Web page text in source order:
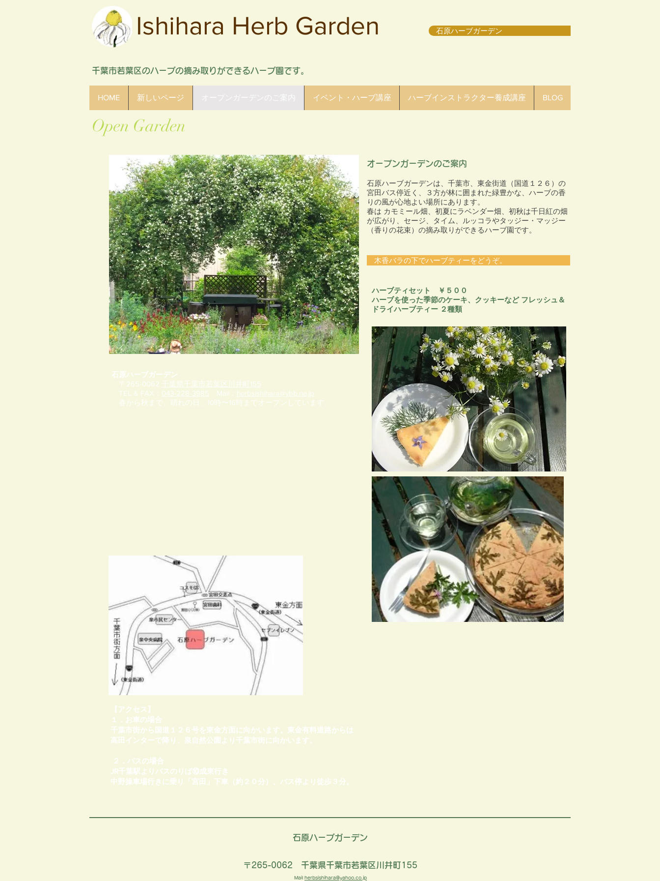
Ishihara Herb Garden 石原ハーブガーデン
​千葉市若葉区のハーブの摘み取りができるハーブ園です。
HOME 新しいページ オープンガーデンのご案内 イベント・ハーブ講座 ハーブインストラクター養成講座 BLOG
Open Garden
石原ハーブガーデン
〒265-0062
千葉県千葉市若葉区川井町155
TEL & FAX： 043-228-3985 Mail： herbsishihara@ybb.ne.jp
春から秋まで、晴れの日、10時〜16時までオープンしています。
​オープンガーデンのご案内
石原ハーブガーデンは、千葉市、東金街道（国道１２６）の
宮田バス停近く、３方が林に囲まれた緑豊かな、ハーブの香
りの風が心地よい場所にあります。
春は カモミール畑、初夏にラベンダー畑、初秋は千日紅の畑
が広がり、セージ、タイム、ルッコラやタッジー・マッジー
（香りの花束）の摘み取りができるハーブ園です。
木香バラの下でハーブティーをどうぞ。
ハーブティセット ￥５００
ハーブを使った季節のケーキ、クッキーなど フレッシュ＆
ドライハーブティー ２種類
【アクセス】
１．お車の場合
千葉市街から国道１２６号を東金方面に向かいます。東金有料道路からは
高田インターで降り、泉自然公園より千葉市街に向かいます。
２．バスの場合
JR千葉駅よりバスのりば⑩成東行き
中野操車場行きに乗り「宮田」下車（約２０分）、バス停より徒歩３分。
石原ハーブガーデン
〒265-0062 千葉県千葉市若葉区川井町155
Mail herbsishihara@yahoo.co.jp